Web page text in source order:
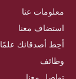
معلومات عنا
استضاف معنا
أحِط أصدقائك علمًا
وظائف